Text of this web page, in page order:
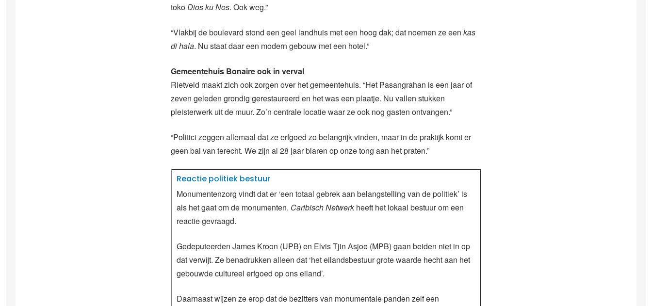
tokoDios ku Nos. Ook weg.”
“Vlakbij de boulevard stond een geel landhuis met een hoog dak; dat noemen ze een kas
di hala. Nu staat daar een modern gebouw met een hotel.”
Gemeentehuis Bonaire ook in verval
Rietveld maakt zich ook zorgen over het gemeentehuis. “Het Pasangrahan is een jaar of
zeven geleden grondig gerestaureerd en het was een plaatje. Nu vallen stukken
pleisterwerk uit de muur. Zo’n centrale locatie waar ze ook nog gasten ontvangen.”
“Politici zeggen allemaal dat ze erfgoed zo belangrijk vinden, maar in de praktijk komt er
geen bal van terecht. We zijn al 28 jaar blaren op onze tong aan het praten.”
Reactie politiek bestuur
Monumentenzorg vindt dat er ‘een totaal gebrek aan belangstelling van de politiek’ is
als het gaat om de monumenten. Caribisch Netwerkheeft het lokaal bestuur om een
reactie gevraagd.
Gedeputeerden James Kroon (UPB) en Elvis Tjin Asjoe (MPB) gaan beiden niet in op
dat verwijt. Ze benadrukken alleen dat ‘het eilandsbestuur grote waarde hecht aan het
gebouwde cultureel erfgoed op ons eiland’.
Daarnaast wijzen ze erop dat de bezitters van monumentale panden zelf een